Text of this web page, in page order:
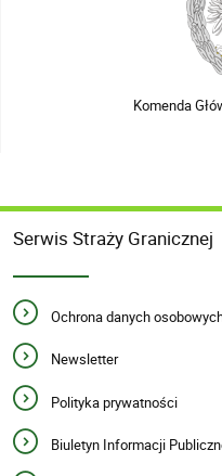
Komenda
Serwis Straży Granicznej
Ochrona danych
Newsletter
Polityka prywatności
Biuletyn Informacji